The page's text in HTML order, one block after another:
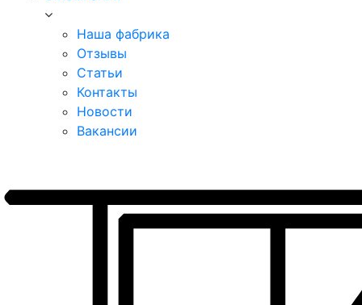
Наша фабрика
Отзывы
Статьи
Контакты
Новости
Вакансии